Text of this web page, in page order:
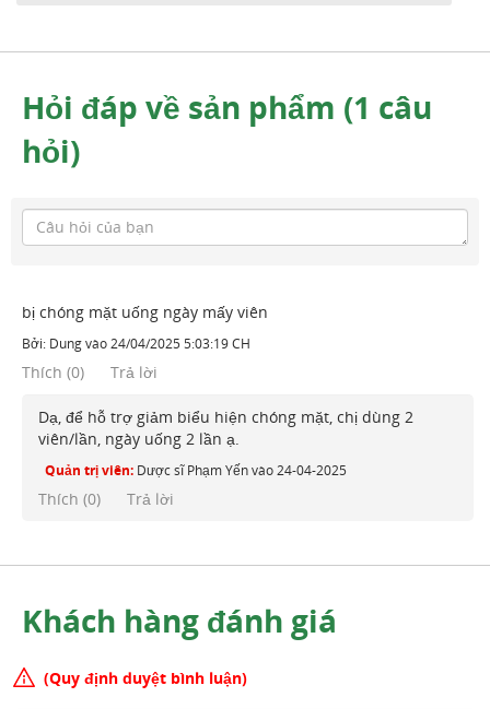
Hỏi đáp về sản phẩm (1 câu
hỏi)
bị chóng mặt uống ngày mấy viên
Bởi: Dungvào24/04/2025 5:03:19 CH
Thích (0) Trả lời
Dạ, để hỗ trợ giảm biểu hiện chóng mặt, chị dùng 2
viên/lần, ngày uống 2 lần ạ.
Quản trị viên: Dược sĩ Phạm Yếnvào24-04-2025
Thích (0) Trả lời
Khách hàng đánh giá
(Quy định duyệt bình luận)